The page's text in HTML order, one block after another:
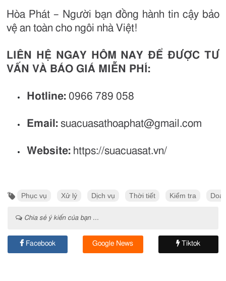
Hòa Phát – Người bạn đồng hành tin cậy bảo
vệ an toàn cho ngôi nhà Việt!
LIÊN HỆ NGAY HÔM NAY ĐỂ ĐƯỢC TƯ
VẤN VÀ BÁO GIÁ MIỄN PHÍ:
Hotline: 0966 789 058
Email: suacuasathoaphat@gmail.com
Website: https://suacuasat.vn/
Phục vụ Xử lý Dịch vụ Thời tiết Kiểm tra
Chia sẻ ý kiến của bạn ...
Facebook Google News Tiktok